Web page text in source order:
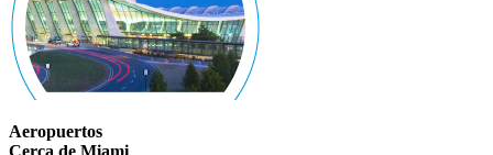
Aeropuertos
Cerca de Miami